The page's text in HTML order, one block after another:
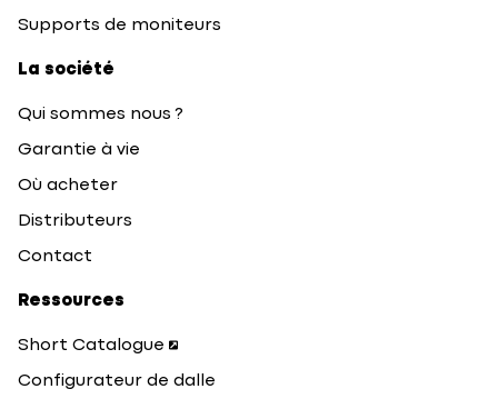
Supports de moniteurs
La société
Qui sommes nous ?
Garantie à vie
Où acheter
Distributeurs
Contact
Ressources
Short Catalogue
Configurateur de dalle